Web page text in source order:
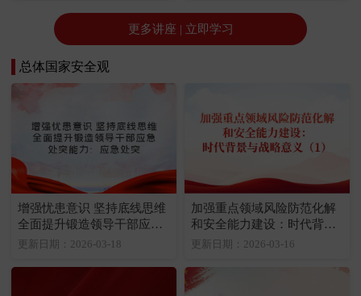
更多讲座 | 立即学习
总体国家安全观
增强忧患意识 坚持底线思维
全面提升锻造领导干部应急
处突能力：应急处突
更新日期：2026-03-18
加强重点领域风险防范化解
和安全能力建设：时代背景
与战略意义（1）
更新日期：2026-03-16